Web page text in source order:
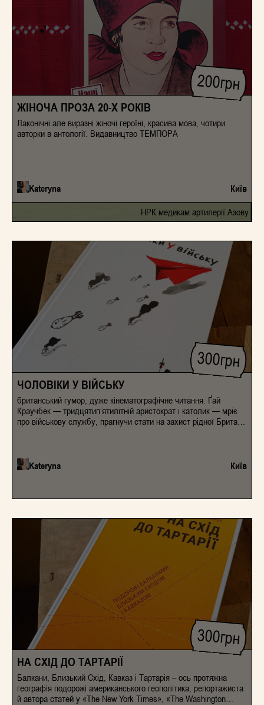
200грн
ЖІНОЧА ПРОЗА 20-Х РОКІВ
Лаконічні але виразні жіночі героїні, красива мова, чотири
авторки в антології. Видавництво ТЕМПОРА
Kateryna
Київ
НРК медикам артилерії Азову
300грн
ЧОЛОВІКИ У ВІЙСЬКУ
британський гумор, дуже кінематографічне читання. Ґай
Краучбек — тридцятип’ятилітній аристократ і католик — мріє
про військову службу, прагнучи стати на захист рідної Британії
хаотичних наказів, що кардинально змінить його уявлення про
війну. Це значною мірою автобіографічний роман про період
Kateryna Київ
300грн
НА СХІД ДО ТАРТАРІЇ
Балкани, Близький Схід, Кавказ і Тартарія – ось протяжна
географія подорожі американського геополітика, репортажиста
й автора статей у «The New York Times», «The Washington